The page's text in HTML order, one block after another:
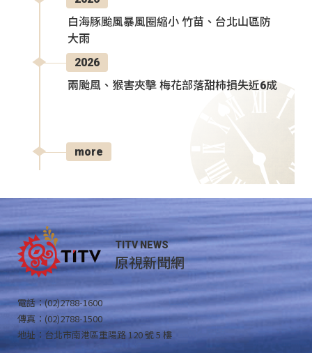
白海豚颱風暴風圈縮小 竹苗、台北山區防
大雨
2026
兩颱風、猴害夾擊 梅花部落甜柿損失近6成
more
TITV NEWS
原視新聞網
電話：(02)2788-1600
傳真：(02)2788-1500
地址：台北市南港區重陽路 120 號 5 樓